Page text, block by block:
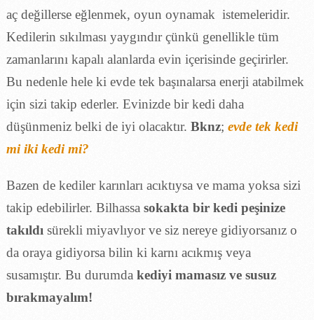
aç değillerse eğlenmek, oyun oynamak istemeleridir.
Kedilerin sıkılması yaygındır çünkü genellikle tüm
zamanlarını kapalı alanlarda evin içerisinde geçirirler.
Bu nedenle hele ki evde tek başınalarsa enerji atabilmek
için sizi takip ederler. Evinizde bir kedi daha
düşünmeniz belki de iyi olacaktır. Bknz; evde tek kedi
mi iki kedi mi?
Bazen de kediler karınları acıktıysa ve mama yoksa sizi
takip edebilirler. Bilhassa sokakta bir kedi peşinize
takıldı sürekli miyavlıyor ve siz nereye gidiyorsanız o
da oraya gidiyorsa bilin ki karnı acıkmış veya
susamıştır. Bu durumda kediyi mamasız ve susuz
bırakmayalım!